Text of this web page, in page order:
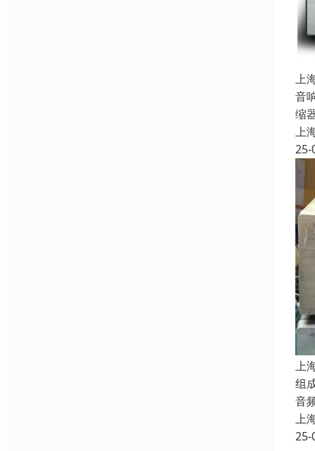
上
音
缩
上
25-
上
组
音
上
25-